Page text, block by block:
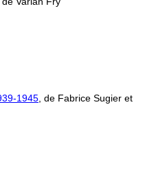
1945, de Fabrice Sugier et